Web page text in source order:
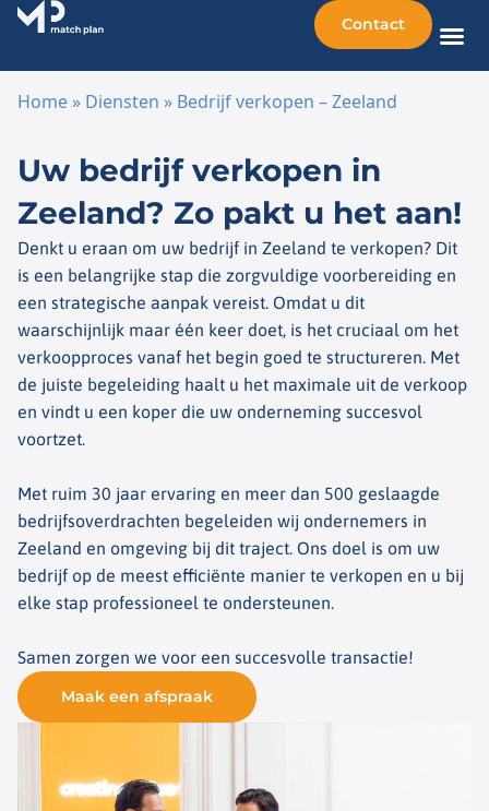
Contact
Home » Diensten » Bedrijf verkopen – Zeeland
Uw bedrijf verkopen in
Zeeland? Zo pakt u het aan!
Denkt u eraan om uw bedrijf in Zeeland te verkopen? Dit
is een belangrijke stap die zorgvuldige voorbereiding en
een strategische aanpak vereist. Omdat u dit
waarschijnlijk maar één keer doet, is het cruciaal om het
verkoopproces vanaf het begin goed te structureren. Met
de juiste begeleiding haalt u het maximale uit de verkoop
en vindt u een koper die uw onderneming succesvol
voortzet.
Met ruim 30 jaar ervaring en meer dan 500 geslaagde
bedrijfsoverdrachten begeleiden wij ondernemers in
Zeeland en omgeving bij dit traject. Ons doel is om uw
bedrijf op de meest efficiënte manier te verkopen en u bij
elke stap professioneel te ondersteunen.
Samen zorgen we voor een succesvolle transactie!
Maak een afspraak